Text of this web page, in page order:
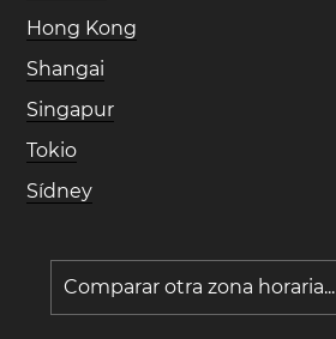
Hong Kong
Shangai
Singapur
Tokio
Sídney
Comparar otra zona horaria...